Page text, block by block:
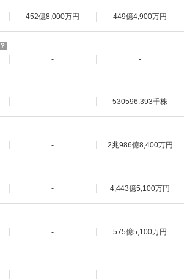
452億8,000万円 449億4,900万円
？
- -
- 530596.393千株
- 2兆986億8,400万円
- 4,443億5,100万円
- 575億5,100万円
- -